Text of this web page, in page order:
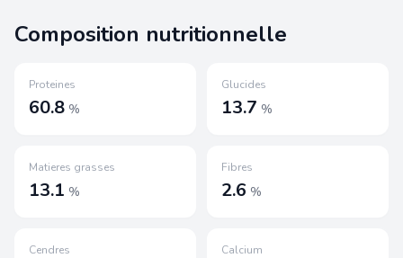
Composition nutritionnelle
Proteines
60.8 %
Glucides
13.7 %
Matieres grasses
13.1 %
Fibres
2.6 %
Cendres Calcium